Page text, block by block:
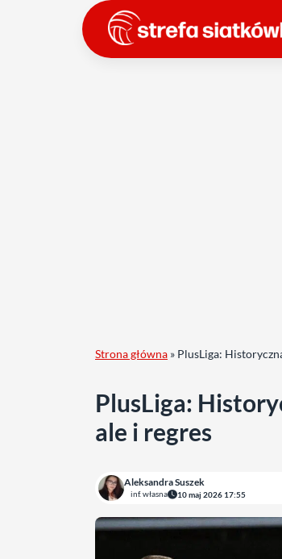
Strona główna » PlusLiga:
PlusLiga:
ale i regres
Aleksandra Suszek
inf. własna 10 maj 2026 17:55